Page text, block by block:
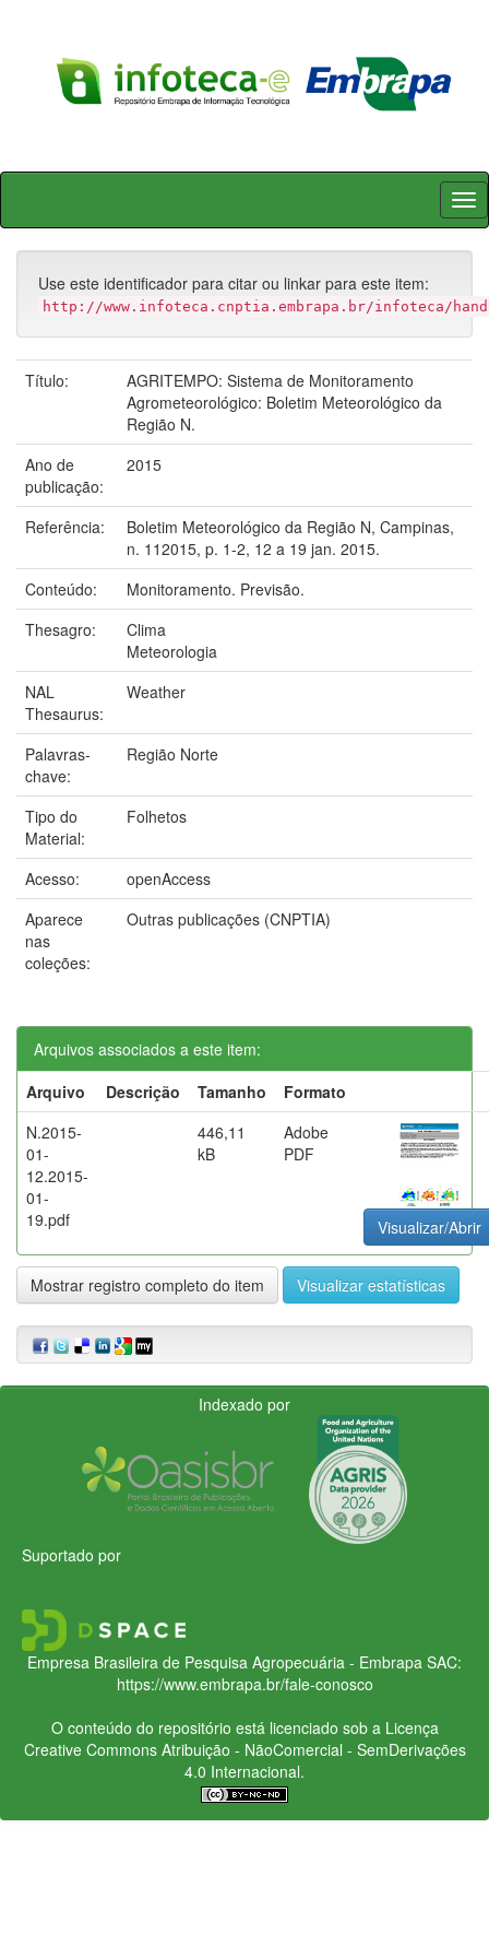
Skip
Use este identificador para citar ou linkar para este item:
http://www.infoteca.cnptia.embrapa.br/infoteca/
Título:
AGRITEMPO: Sistema de Monitoramento
Agrometeorológico: Boletim Meteorológico da
Região N.
Ano de
publicação:
2015
Referência:
Boletim Meteorológico da Região N, Campinas,
n. 112015, p. 1-2, 12 a 19 jan. 2015.
Conteúdo:
Monitoramento. Previsão.
Thesagro:
Clima
Meteorologia
NAL
Thesaurus:
Weather
Palavras-
chave:
Região Norte
Tipo do
Material:
Folhetos
Acesso:
openAccess
Aparece
nas
coleções:
Outras publicações (CNPTIA)
Arquivos associados a este item:
Arquivo
Descrição Tamanho
Formato
N.2015-
01-
12.2015-
01-
19.pdf
446,11
kB
Adobe
PDF
Visualizar/Abrir
Mostrar registro completo do item Visualizar estatísticas
Indexado por
Suportado por
Empresa Brasileira de Pesquisa Agropecuária - Embrapa SAC:
https://www.embrapa.br/fale-conosco
O conteúdo do repositório está licenciado sob a Licença
Creative CommonsAtribuição - NãoComercial - SemDerivações
4.0 Internacional.